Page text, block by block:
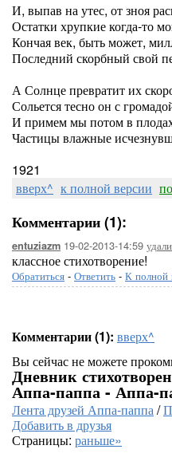
И, выпав на утес, от зноя
Остатки хрупкие когда-то
Кончая век, быть может,
Последний скорбный свой
А Солнце превратит их
Сольется тесно он с
И примем мы потом в
Частицы влажные
1921
вверх^ к полной версии
Комментарии (1):
entuziazm 19-02-2013-14:59
классное стихотворение!
Обратиться - Ответить - К полной
Комментарии (1): вверх^
Вы сейчас не можете
Дневник
Аппа-паппа - Аппа-
Лента друзей Аппа-паппа/
Добавить в друзья
Страницы: раньше»